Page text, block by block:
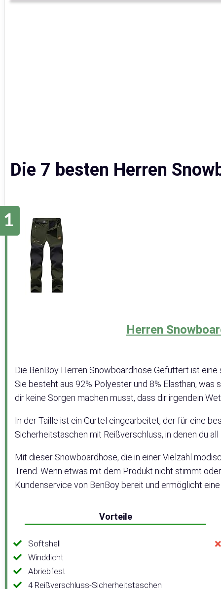
Die 7 besten Herren
Herren
Die BenBoy Herren Snowboardhose Gefüttert ist
Sie besteht aus 92% Polyester und 8% Elasthan,
dir keine Sorgen machen musst, dass dir irgendein
In der Taille ist ein Gürtel eingearbeitet, der für eine
Sicherheitstaschen mit Reißverschluss, in denen du
Mit dieser Snowboardhose, die in einer Vielzahl
Trend. Wenn etwas mit dem Produkt nicht stimmt
Kundenservice von BenBoy bereit und ermöglicht
Vorteile
Softshell
Winddicht
Abriebfest
4 Reißverschluss-Sicherheitstaschen